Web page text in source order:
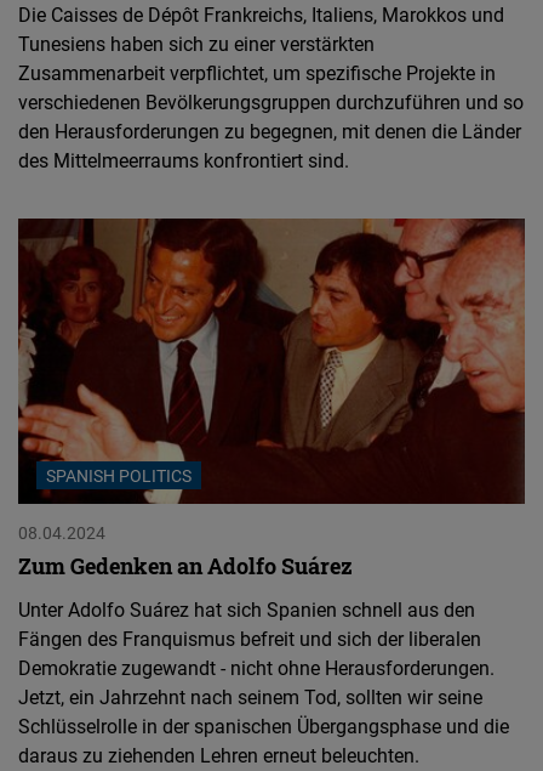
Die Caisses de Dépôt Frankreichs, Italiens, Marokkos und
Tunesiens haben sich zu einer verstärkten
Zusammenarbeit verpflichtet, um spezifische Projekte in
verschiedenen Bevölkerungsgruppen durchzuführen und so
den Herausforderungen zu begegnen, mit denen die Länder
des Mittelmeerraums konfrontiert sind.
SPANISH POLITICS
08.04.2024
Zum Gedenken an Adolfo Suárez
Unter Adolfo Suárez hat sich Spanien schnell aus den
Fängen des Franquismus befreit und sich der liberalen
Demokratie zugewandt - nicht ohne Herausforderungen.
Jetzt, ein Jahrzehnt nach seinem Tod, sollten wir seine
Schlüsselrolle in der spanischen Übergangsphase und die
daraus zu ziehenden Lehren erneut beleuchten.